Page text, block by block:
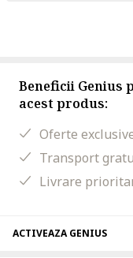
Beneficii Genius
acest produs:
Oferte
Transport
Livrare
ACTIVEAZA GENIUS